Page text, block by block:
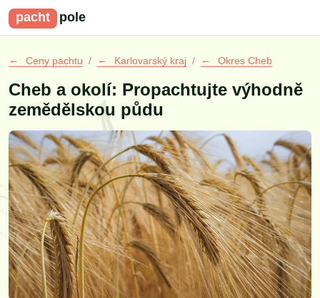
pacht pole
Ceny pachtu Karlovarský kraj Okres Cheb
Cheb a okolí: Propachtujte výhodně
zemědělskou půdu